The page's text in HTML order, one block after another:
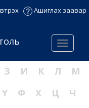
Ашиглах заавар
Menu
З И К Л
М
Ү Ф Х Ц
Ч